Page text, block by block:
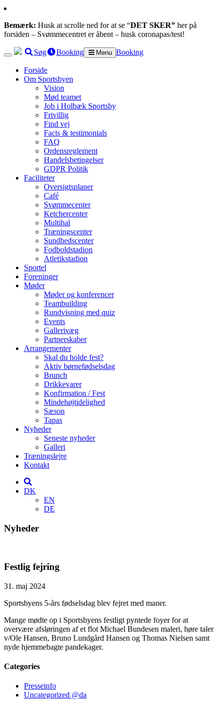
Bemærk: Husk at scrolle ned for at se “DET SKER” her på
forsiden – Svømmecentret er åbent – husk coronapas/test!
Søg Booking Menu Booking
Forside
Om Sportsbyen
Vision
Mød teamet
Job i Holbæk Sportsby
Frivillig
Find vej
Facts & testimonials
FAQ
Ordensreglement
Handelsbetingelser
GDPR Politik
Faciliteter
Oversigtsplaner
Café
Svømmecenter
Ketchercenter
Multihal
Træningscenter
Sundhedscenter
Fodboldstadion
Atletikstadion
Sportel
Foreninger
Møder
Møder og konferencer
Teambuilding
Rundvisning med quiz
Events
Gallerivæg
Partnerskaber
Arrangementer
Skal du holde fest?
Aktiv børnefødselsdag
Brunch
Drikkevarer
Konfirmation / Fest
Mindehøjtidelighed
Sæson
Tapas
Nyheder
Seneste nyheder
Galleri
Træningslejre
Kontakt
DK
EN
DE
Nyheder
Festlig fejring
31. maj 2024
Sportsbyens 5-års fødselsdag blev fejret med maner.
Mange mødte op i Sportsbyens festligt pyntede foyer for at
overvære afsløringen af et flot Michael Bundesen maleri, høre taler
v/Ole Hansen, Bruno Lundgård Hansen og Thomas Nielsen samt
nyde hjemmebagte pandekager.
Categories
Presseinfo
Uncategorized @da